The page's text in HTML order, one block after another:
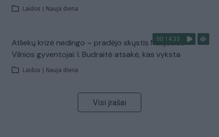
Laidos Nauja diena
00:14:33
Atliekų krizė nedingo – pradėjo skųstis Naujosios
Vilnios gyventojai: I. Budraitė atsakė, kas vyksta
Laidos Nauja diena
Visi įrašai